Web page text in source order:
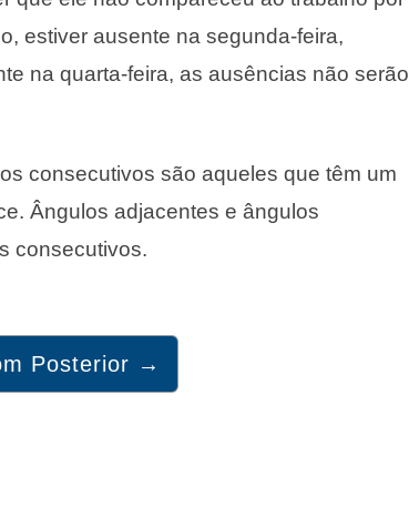
estiver ausente na segunda-feira,
na quarta-feira, as ausências não serão
consecutivos são aqueles que têm um
Ângulos adjacentes e ângulos
consecutivos.
Posterior →